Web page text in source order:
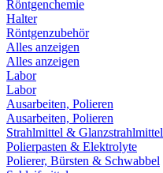
Röntgenchemie
Halter
Röntgenzubehör
Alles anzeigen
Alles anzeigen
Labor
Labor
Ausarbeiten, Polieren
Ausarbeiten, Polieren
Strahlmittel & Glanzstrahlmittel
Polierpasten & Elektrolyte
Polierer, Bürsten & Schwabbel